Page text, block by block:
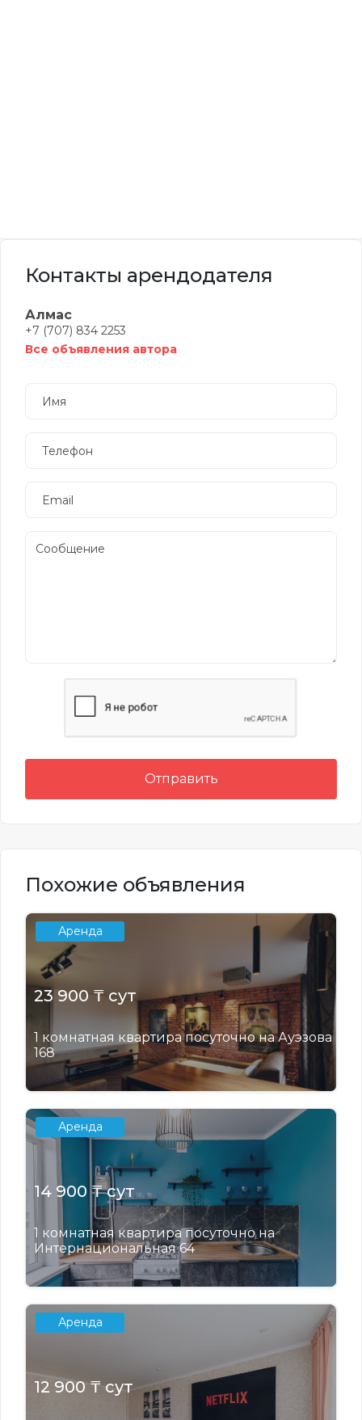
Контакты арендодателя
Алмас
+7 (707) 834 2253
Все объявления автора
Отправить
Похожие объявления
Аренда
23 900 ₸ сут
1 комнатная квартира посуточно на Ауэзова
168
Аренда
14 900 ₸ сут
1 комнатная квартира посуточно на
Интернациональная 64
Аренда
12 900 ₸ сут